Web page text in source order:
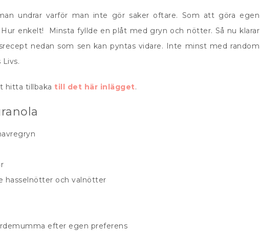
undrar varför man inte gör saker oftare. Som att göra egen
Hur enkelt! Minsta fyllde en plåt med gryn och nötter. Så nu klarar
nedan som sen kan pyntas vidare. Inte minst med random
Livs.
hitta tillbaka till det här inlägget.
hasselnötter och valnötter
efter egen preferens